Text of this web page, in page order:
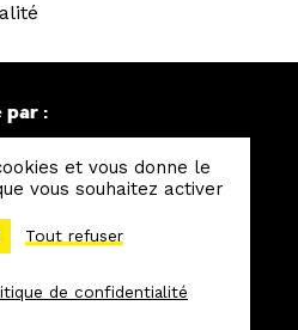
par :
et vous donne le
vous souhaitez activer
Tout refuser
de confidentialité